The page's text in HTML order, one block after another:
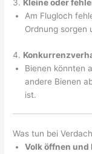
3. Kleine oder
Am Flugloch
Ordnung sorgen
4.
Bienen könnten
andere Bienen
ist.
Was tun bei
Volk öffnen